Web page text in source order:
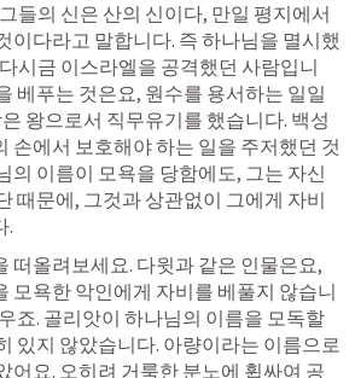
들의 신은 산의 신이다, 만일 평지에서
이다라고 말합니다. 즉 하나님을 멸시했
시금 이스라엘을 공격했던 사람입니
베푸는 것은요, 원수를 용서하는 일일
왕으로서 직무유기를 했습니다. 백성
손에서 보호해야 하는 일을 주저했던 것
의 이름이 모욕을 당함에도, 그는 자신
때문에, 그것과 상관없이 그에게 자비
.
떠올려보세요. 다윗과 같은 인물은요,
모욕한 악인에게 자비를 베풀지 않습니
죠. 골리앗이 하나님의 이름을 모독할
있지 않았습니다. 아량이라는 이름으로
어요. 오히려 거룩한 분노에 휩싸여 공